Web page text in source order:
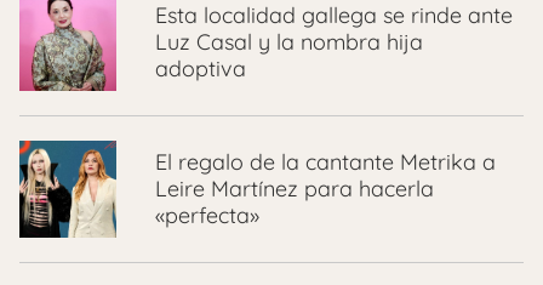
Esta localidad gallega se rinde ante
Luz Casal y la nombra hija
adoptiva
El regalo de la cantante Metrika a
Leire Martínez para hacerla
«perfecta»